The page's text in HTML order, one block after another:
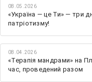
08.05.2026
«Україна — це Ти» — три
патріотизму!
08.04.2026
«Терапія мандрами» на
час, проведений разом